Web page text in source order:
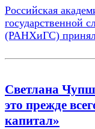
Российская
государственной
(РАНХиГС)
Светлана
это прежде
капитал»